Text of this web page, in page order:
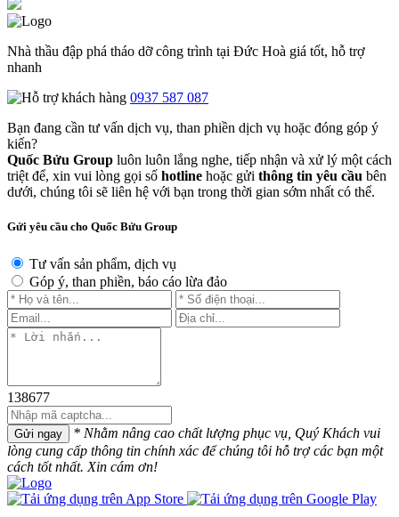
Nhà thầu đập phá tháo dỡ công trình tại Đức Hoà giá tốt, hỗ trợ
nhanh
0937 587 087
Bạn đang cần tư vấn dịch vụ, than phiền dịch vụ hoặc đóng góp ý
kiến?
Quốc Bửu Group luôn luôn lắng nghe, tiếp nhận và xử lý một cách
triệt để, xin vui lòng gọi số hotline hoặc gửi thông tin yêu cầu bên
dưới, chúng tôi sẽ liên hệ với bạn trong thời gian sớm nhất có thể.
Gửi yêu cầu cho Quốc Bửu Group
Tư vấn sản phẩm, dịch vụ
Góp ý, than phiền, báo cáo lừa đảo
138677
Gửi ngay
* Nhằm nâng cao chất lượng phục vụ, Quý Khách vui
lòng cung cấp thông tin chính xác để chúng tôi hỗ trợ các bạn một
cách tốt nhất. Xin cám ơn!